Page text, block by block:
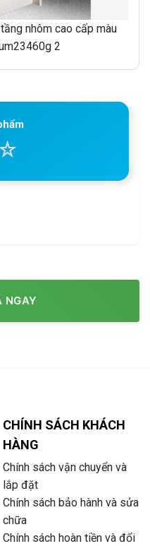
NGAY
CHÍNH SÁCH KHÁCH
HÀNG
Chính sách vận chuyển và
lắp đặt
Chính sách bảo hành và sửa
chữa
Chính sách hoàn tiền và đổi